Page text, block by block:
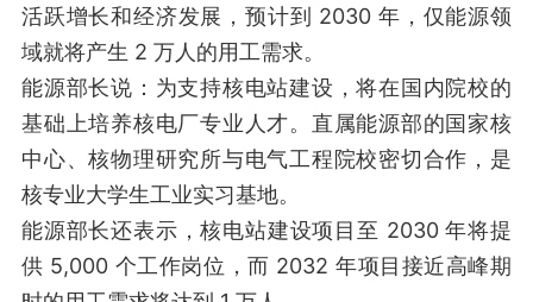
活跃增长和经济发展，预计到 2030 年，仅能源领
域就将产生 2 万人的用工需求。
能源部长说：为支持核电站建设，将在国内院校的
基础上培养核电厂专业人才。直属能源部的国家核
中心、核物理研究所与电气工程院校密切合作，是
核专业大学生工业实习基地。
能源部长还表示，核电站建设项目至 2030 年将提
供 5,000 个工作岗位，而 2032 年项目接近高峰期